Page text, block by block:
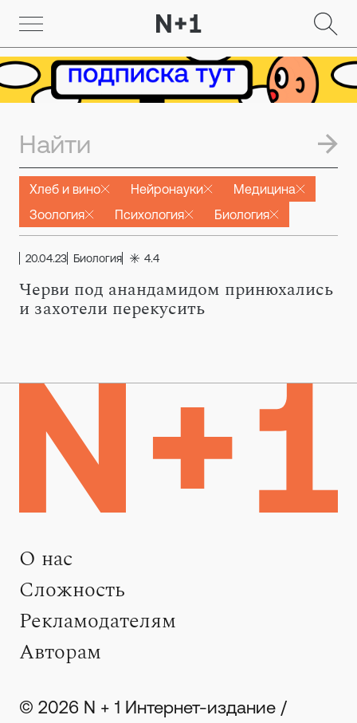
Хлеб и вино Нейронауки
Медицина
Зоология
Психология Биология
20.04.23 Биология 4.4
Черви под анандамидом принюхались
и захотели перекусить
О нас
Сложность
Рекламодателям
Авторам
© 2026 N + 1 Интернет-издание /